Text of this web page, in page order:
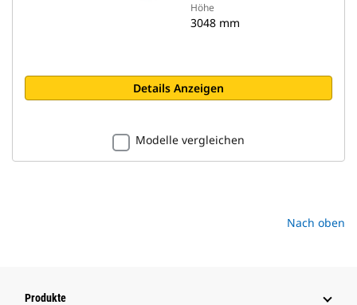
Höhe
3048 mm
Details Anzeigen
Modelle vergleichen
Nach oben
Produkte